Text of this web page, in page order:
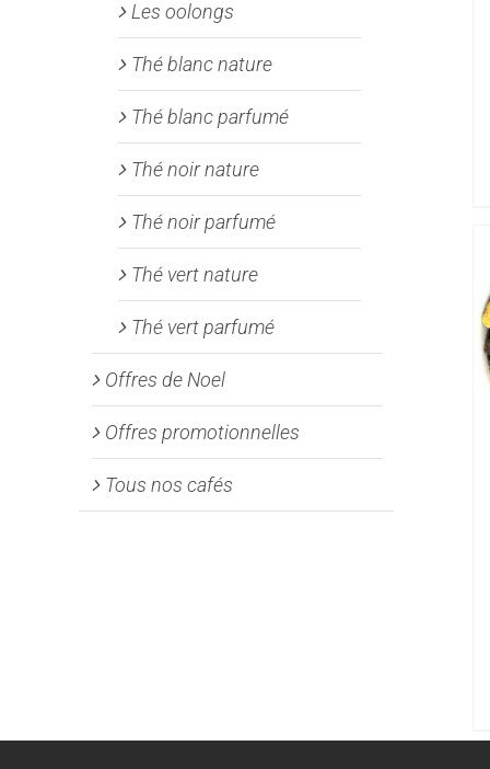
Les oolongs
Thé blanc nature
Thé blanc parfumé
Thé noir nature
Thé noir parfumé
Thé vert nature
Thé vert parfumé
Offres de Noel
Offres promotionnelles
Tous nos cafés